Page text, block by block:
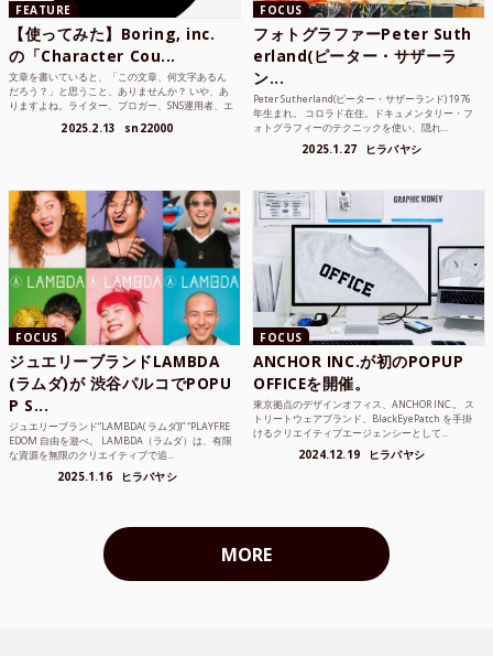
FEATURE
【使ってみた】Boring, inc.
の「Character Cou...
文章を書いていると、「この文章、何文字あるん
だろう？」と思うこと、ありませんか？ いや、あ
りますよね。ライター、ブロガー、SNS運用者、エ
2025.2.13 sn22000
FOCUS
フォトグラファーPeter Suth
erland(ピーター・サザーラ
ン...
Peter Sutherland(ピーター・サザーランド) 1976
年生まれ。 コロラド在住。ドキュメンタリー・フ
ォトグラフィーのテクニックを使い、隠れ...
2025.1.27 ヒラバヤシ
FOCUS
ジュエリーブランドLAMBDA
(ラムダ)が 渋谷パルコでPOPU
P S...
ジュエリーブランド“LAMBDA( ラムダ))” “PLAYFRE
EDOM 自由を遊べ。 LAMBDA（ラムダ）は、有限
な資源を無限のクリエイティブで追...
2025.1.16 ヒラバヤシ
FOCUS
ANCHOR INC.が初のPOPUP
OFFICEを開催。
東京拠点のデザインオフィス、ANCHOR INC.。 ス
トリートウェアブランド、BlackEyePatch を手掛
けるクリエイティブエージェンシーとして...
2024.12.19 ヒラバヤシ
MORE